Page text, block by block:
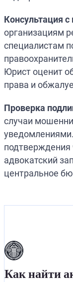
Консультация
организациям
специалистам
Юрист оценит
права и
Проверка
случаи
подтверждения
адвокатский
центральное
Как найти